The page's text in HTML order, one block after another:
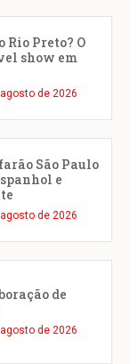
Rio Preto? O
show em
de 2026
São Paulo
e
de 2026
de
de 2026